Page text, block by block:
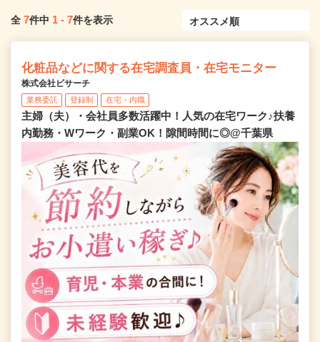
全 7件中 1 - 7件を表示
化粧品などに関する在宅調査員・在宅モニター
株式会社ビサーチ
業務委託 登録制 在宅・内職
主婦（夫）・会社員多数活躍中！人気の在宅ワーク♪扶養
内勤務・Wワーク・副業OK！隙間時間に◎@千葉県